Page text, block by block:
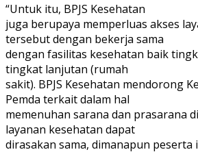
“Untuk itu, BPJS Kesehatan
juga berupaya memperluas akses
tersebut dengan bekerja sama
dengan fasilitas kesehatan baik
tingkat lanjutan (rumah
sakit). BPJS Kesehatan mendorong
Pemda terkait dalam hal
memenuhan sarana dan prasarana
layanan kesehatan dapat
dirasakan sama, dimanapun peserta